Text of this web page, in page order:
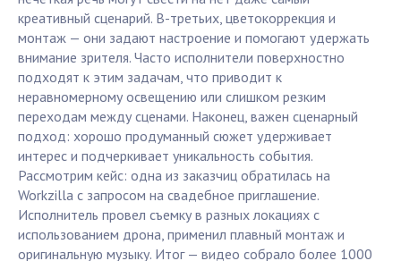
креативный сценарий. В-третьих, цветокоррекция и
монтаж — они задают настроение и помогают удержать
внимание зрителя. Часто исполнители поверхностно
подходят к этим задачам, что приводит к
неравномерному освещению или слишком резким
переходам между сценами. Наконец, важен сценарный
подход: хорошо продуманный сюжет удерживает
интерес и подчеркивает уникальность события.
Рассмотрим кейс: одна из заказчиц обратилась на
Workzilla с запросом на свадебное приглашение.
Исполнитель провел съемку в разных локациях с
использованием дрона, применил плавный монтаж и
оригинальную музыку. Итог — видео собрало более 1000